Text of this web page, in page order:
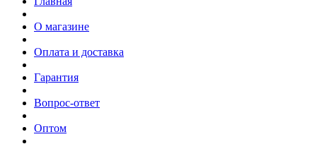
О магазине
Оплата и доставка
Гарантия
Вопрос-ответ
Оптом